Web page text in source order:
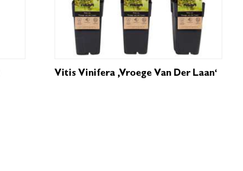
Vitis Vinifera ‚Vroege Van Der Laan‘